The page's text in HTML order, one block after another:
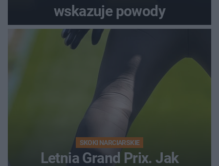
wskazuje powody
SKOKI NARCIARSKIE
Letnia Grand Prix. Jak